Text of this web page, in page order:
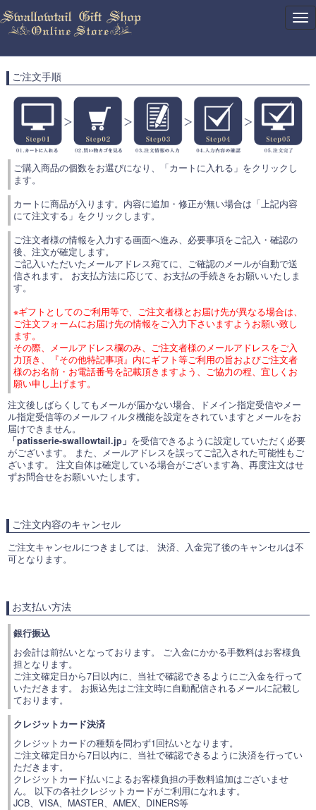
ご注文手順
ご購入商品の個数をお選びになり、「カートに入れる」をクリックし
ます。
カートに商品が入ります。内容に追加・修正が無い場合は「上記内容
にて注文する」をクリックします。
ご注文者様の情報を入力する画面へ進み、必要事項をご記入・確認の
後、注文が確定します。
ご記入いただいたメールアドレス宛てに、ご確認のメールが自動で送
信されます。 お支払方法に応じて、お支払の手続きをお願いいたしま
す。
※ギフトとしてのご利用等で、ご注文者様とお届け先が異なる場合は、
ご注文フォームにお届け先の情報をご入力下さいますようお願い致し
ます。
その際、メールアドレス欄のみ、ご注文者様のメールアドレスをご入
力頂き、『その他特記事項』内にギフト等ご利用の旨およびご注文者
様のお名前・お電話番号を記載頂きますよう、ご協力の程、宜しくお
願い申し上げます。
注文後しばらくしてもメールが届かない場合、ドメイン指定受信やメー
ル指定受信等のメールフィルタ機能を設定をされていますとメールをお
届けできません。
「patisserie-swallowtail.jp」 を受信できるように設定していただく必要
がございます。 また、メールアドレスを誤ってご記入された可能性もご
ざいます。 注文自体は確定している場合がございます為、再度注文はせ
ずお問合せをお願いいたします。
ご注文内容のキャンセル
ご注文キャンセルにつきましては、
決済、入金完了後のキャンセルは不
可となります。
お支払い方法
銀行振込
お会計は前払いとなっております。 ご入金にかかる手数料はお客様負
担となります。
ご注文確定日から7日以内に、当社で確認できるようにご入金を行って
いただきます。 お振込先はご注文時に自動配信されるメールに記載し
ております。
クレジットカード決済
クレジットカードの種類を問わず1回払いとなります。
ご注文確定日から7日以内に、当社で確認できるように決済を行ってい
ただきます。
クレジットカード払いによるお客様負担の手数料追加はございませ
ん。 以下の各社クレジットカードがご利用になれます。
JCB、VISA、MASTER、AMEX、DINERS等